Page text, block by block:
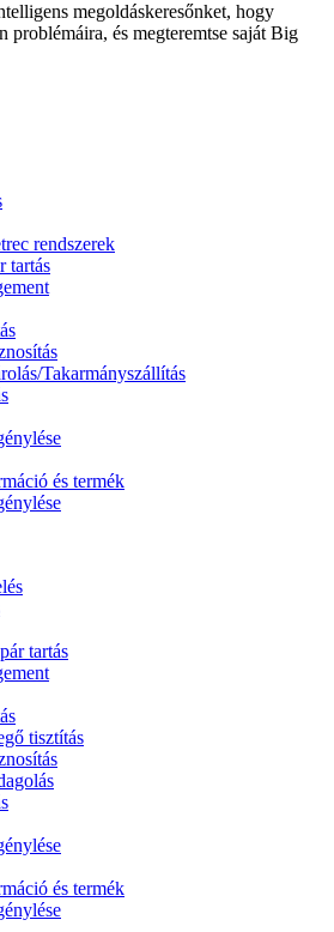
megoldáskeresőnket, hogy
problémáira, és megteremtse saját Big
rendszerek
tartás
Takarmányszállítás
és termék
tartás
tisztítás
és termék